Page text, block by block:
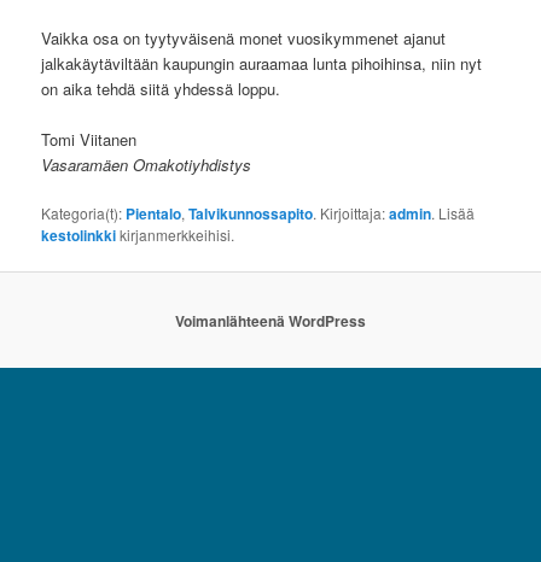
Vaikka osa on tyytyväisenä monet vuosikymmenet ajanut
jalkakäytäviltään kaupungin auraamaa lunta pihoihinsa, niin nyt
on aika tehdä siitä yhdessä loppu.
Tomi Viitanen
Vasaramäen Omakotiyhdistys
Kategoria(t): Pientalo,Talvikunnossapito. Kirjoittaja:admin. Lisää
kestolinkkikirjanmerkkeihisi.
Voimanlähteenä WordPress